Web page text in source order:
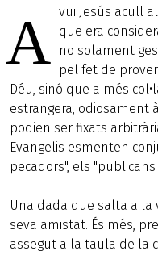
A vui Jesús acull
que era
no solament
pel fet de
Déu, sinó que a més
estrangera, odiosament
podien ser fixats
Evangelis esmenten
pecadors", els
Una dada que salta a la
seva amistat. És més,
assegut a la taula de la